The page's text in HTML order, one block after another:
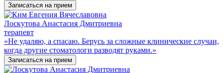
Записаться на прием
Лоскутова Анастасия Дмитриевна
терапевт
«Не удаляю, а спасаю. Берусь за сложные клинические случаи,
когда другие стоматологи разводят руками.»
Записаться на прием